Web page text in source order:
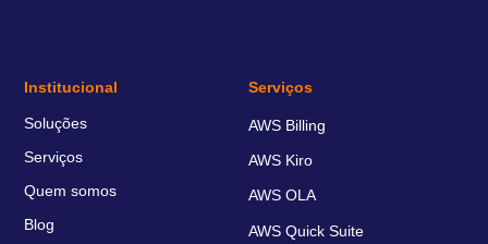
Institucional
Soluções
Serviços
Quem somos
Blog
Serviços
AWS Billing
AWS Kiro
AWS OLA
AWS Quick Suite